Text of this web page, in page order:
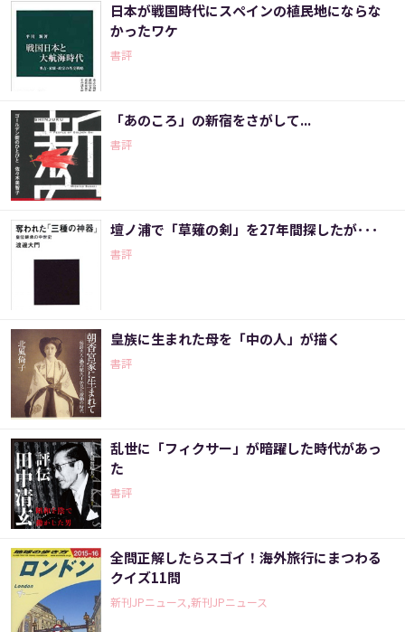
日本が戦国時代にスペインの植民地にならな
かったワケ
書評
「あのころ」の新宿をさがして...
書評
壇ノ浦で「草薙の剣」を27年間探したが･･･
書評
皇族に生まれた母を「中の人」が描く
書評
乱世に「フィクサー」が暗躍した時代があっ
た
書評
全問正解したらスゴイ！海外旅行にまつわる
クイズ11問
新刊JPニュース,新刊JPニュース